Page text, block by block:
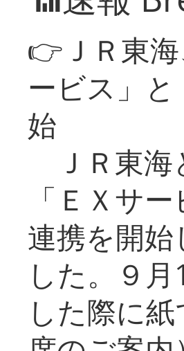
👉ＪＲ東
ービス」
始
ＪＲ東海
「ＥＸサ
連携を開
した。９
した際に